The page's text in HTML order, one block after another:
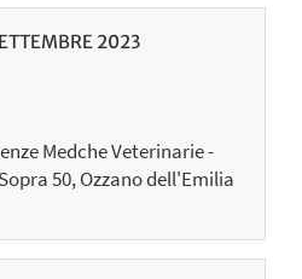
2023
Medche Veterinarie -
50, Ozzano dell'Emilia